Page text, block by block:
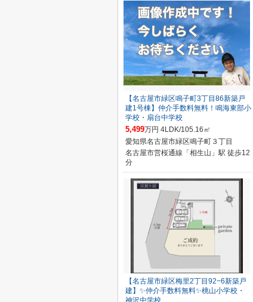
【名古屋市緑区鳴子町3丁目86新築戸
建1号棟】仲介手数料無料！鳴海東部小
学校・扇台中学校
5,499万円 4LDK/105.16㎡
愛知県名古屋市緑区鳴子町３丁目
名古屋市営桜通線「相生山」駅 徒歩12
分
【名古屋市緑区梅里2丁目92−6新築戸
建】✨️仲介手数料無料✨️桃山小学校・
神沢中学校